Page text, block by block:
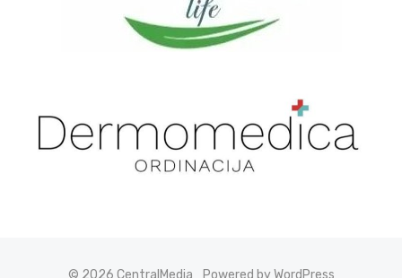
© 2026 CentralMedia Powered by WordPress